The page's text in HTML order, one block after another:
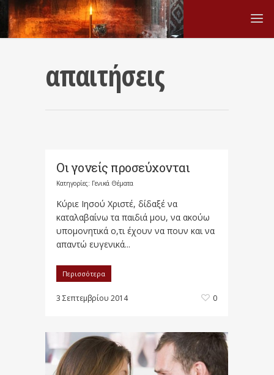
απαιτήσεις
Οι γονείς προσεύχονται
Κατηγορίες: Γενικά Θέματα
Κύριε Ιησού Χριστέ, δίδαξέ να
καταλαβαίνω τα παιδιά μου, να ακούω
υπομονητικά ο,τι έχουν να πουν και να
απαντώ ευγενικά...
Περισσότερα
3 Σεπτεμβρίου 2014 0